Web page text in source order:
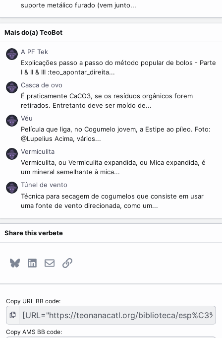
suporte metálico furado (vem junto...
Mais do(a) TeoBot
A PF Tek
Explicações passo a passo do método popular de bolos - Parte
I & II & III :teo_apontar_direita...
Casca de ovo
É praticamente CaCO3, se os resíduos orgânicos forem
retirados. Entretanto deve ser moído de...
Véu
Película que liga, no Cogumelo jovem, a Estipe ao píleo. Foto:
@Lupelius Acima, vários...
Vermiculita
Vermiculita, ou Vermiculita expandida, ou Mica expandida, é
um mineral semelhante à mica...
Túnel de vento
Técnica para secagem de cogumelos que consiste em usar
uma fonte de vento direcionada, como um...
Share this verbete
Bluesky LinkedInE-mailLink
Copy URL BB code
Copy AMS BB code